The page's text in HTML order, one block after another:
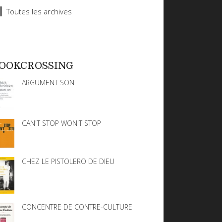
Toutes les archives
ARGUMENT SON
CAN'T STOP WON'T STOP
CHEZ LE PISTOLERO DE DIEU
CONCENTRE DE CONTRE-CULTURE